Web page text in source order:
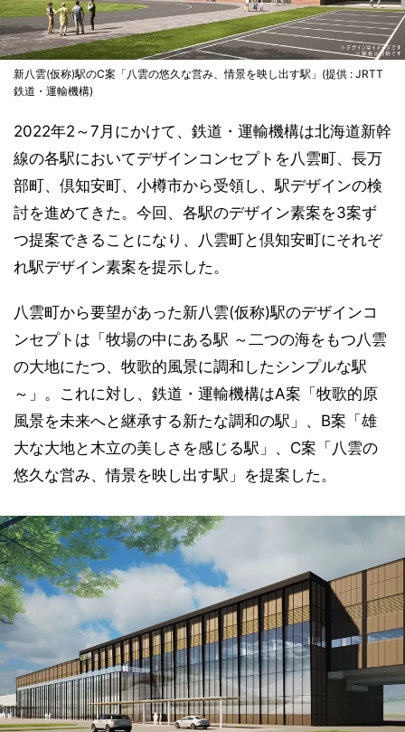
新八雲(仮称)駅のC案「八雲の悠久な営み、情景を映し出す駅」(提供 : JRTT
鉄道・運輸機構)
2022年2～7月にかけて、鉄道・運輸機構は北海道新幹
線の各駅においてデザインコンセプトを八雲町、長万
部町、倶知安町、小樽市から受領し、駅デザインの検
討を進めてきた。今回、各駅のデザイン素案を3案ず
つ提案できることになり、八雲町と倶知安町にそれぞ
れ駅デザイン素案を提示した。
八雲町から要望があった新八雲(仮称)駅のデザインコ
ンセプトは「牧場の中にある駅 ～二つの海をもつ八雲
の大地にたつ、牧歌的風景に調和したシンプルな駅
～」。これに対し、鉄道・運輸機構はA案「牧歌的原
風景を未来へと継承する新たな調和の駅」、B案「雄
大な大地と木立の美しさを感じる駅」、C案「八雲の
悠久な営み、情景を映し出す駅」を提案した。